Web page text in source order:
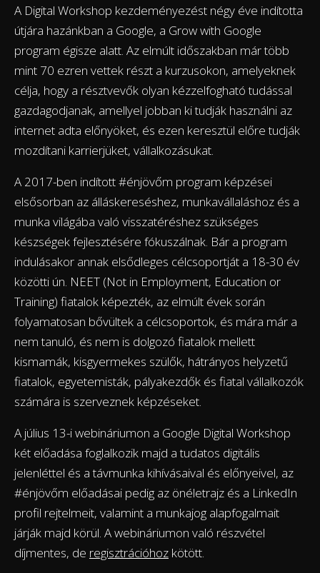
A Digital Workshop kezdeményezést négy éve indította
útjára hazánkban a Google, a Grow with Google
program égisze alatt. Az elmúlt időszakban már több
mint 70 ezren vettek részt a kurzusokon, amelyeknek
célja, hogy a résztvevők olyan kézzelfogható tudással
gazdagodjanak, amellyel jobban ki tudják használni az
internet adta előnyöket, és ezen keresztül előre tudják
mozdítani karrierjüket, vállalkozásukat.
A 2017-ben indított #énjövőm program képzései
elsősorban az álláskereséshez, munkavállaláshoz és a
munka világába való visszatéréshez szükséges
készségek fejlesztésére fókuszálnak. Bár a program
indulásakor annak elsődleges célcsoportját a 18-30 év
közötti ún. NEET (Not in Employment, Education or
Training) fiatalok képezték, az elmúlt évek során
folyamatosan bővültek a célcsoportok, és mára már a
nem tanuló, és nem is dolgozó fiatalok mellett
kismamák, kisgyermekes szülők, hátrányos helyzetű
fiatalok, egyetemisták, pályakezdők és fiatal vállalkozók
számára is szerveznek képzéseket.
A július 13-i webináriumon a Google Digital Workshop
két előadása foglalkozik majd a tudatos digitális
jelenléttel és a távmunka kihívásaival és előnyeivel, az
#énjövőm előadásai pedig az önéletrajz és a LinkedIn
profil rejtelmeit, valamint a munkajog alapfogalmait
járják majd körül. A webináriumon való részvétel
díjmentes, de regisztrációhoz kötött.